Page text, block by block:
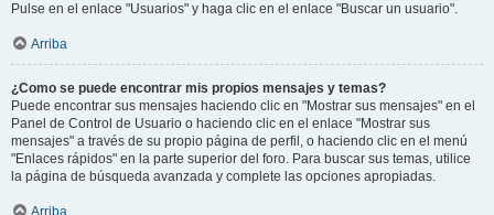
Pulse en el enlace "Usuarios" y haga clic en el enlace "Buscar un usuario".
Arriba
¿Como se puede encontrar mis propios mensajes y temas?
Puede encontrar sus mensajes haciendo clic en "Mostrar sus mensajes" en el
Panel de Control de Usuario o haciendo clic en el enlace "Mostrar sus
mensajes" a través de su propio página de perfil, o haciendo clic en el menú
"Enlaces rápidos" en la parte superior del foro. Para buscar sus temas, utilice
la página de búsqueda avanzada y complete las opciones apropiadas.
Arriba